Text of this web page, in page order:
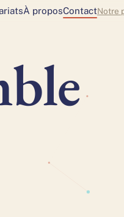
À proposContactNotre
ble